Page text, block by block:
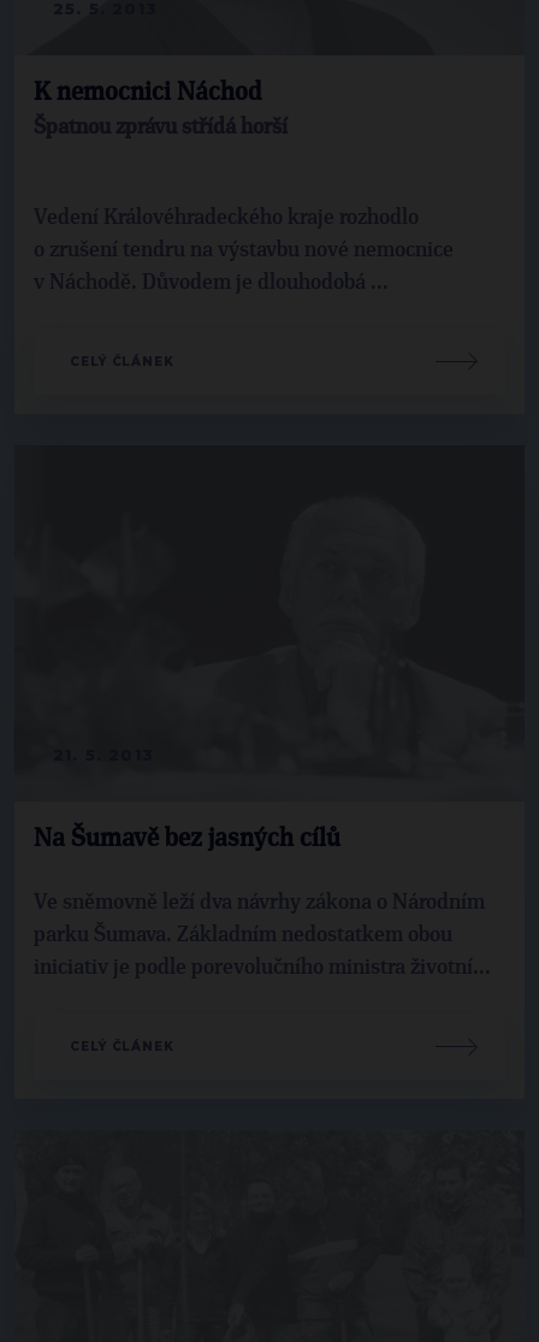
K nemocnici Náchod
Špatnou zprávu střídá horší
Vedení Královéhradeckého kraje rozhodlo
o zrušení tendru na výstavbu nové nemocnice
v Náchodě. Důvodem je dlouhodobá ...
CELÝ ČLÁNEK
Na Šumavě bez jasných cílů
Ve sněmovně leží dva návrhy zákona o Národním
parku Šumava. Základním nedostatkem obou
iniciativ je podle porevolučního ministra životní...
CELÝ ČLÁNEK